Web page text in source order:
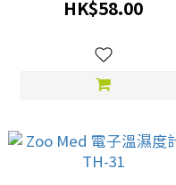
HK$58.00